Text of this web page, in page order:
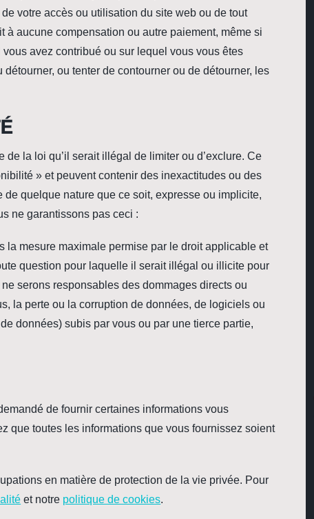
votre accès ou utilisation du site web ou de tout
à aucune compensation ou autre paiement, même si
avez contribué ou sur lequel vous vous êtes
ou tenter de contourner ou de détourner, les
la loi qu’il serait illégal de limiter ou d’exclure. Ce
» et peuvent contenir des inexactitudes ou des
quelque nature que ce soit, expresse ou implicite,
ne garantissons pas ceci :
la mesure maximale permise par le droit applicable et
question pour laquelle il serait illégal ou illicite pour
serons responsables des dommages directs ou
la perte ou la corruption de données, de logiciels ou
données) subis par vous ou par une tierce partie,
de fournir certaines informations vous
que toutes les informations que vous fournissez soient
en matière de protection de la vie privée. Pour
et notre politique de cookies.